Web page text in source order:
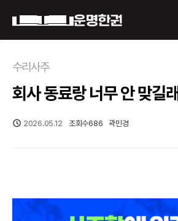
운명한권 보기
미래 배우자 얼굴
신년운세
회원가입
수리사주
회사 동료랑 너무 안 맞길
2026.05.12 조회수686 곽민경